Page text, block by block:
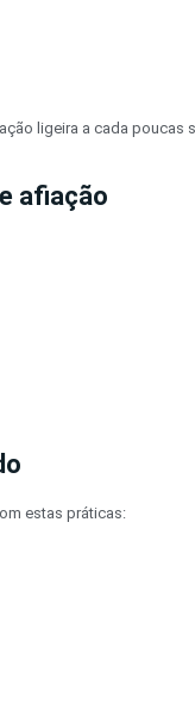
ligeira a cada
afiação
estas práticas: